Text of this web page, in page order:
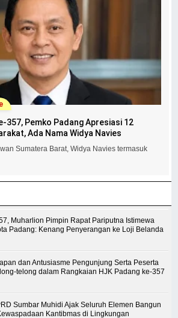
357, Pemko Padang Apresiasi 12
Ada Nama Widya Navies
Sumatera Barat, Widya Navies termasuk
Muharlion Pimpin Rapat Pariputna Istimewa
Padang: Kenang Penyerangan ke Loji Belanda
dan Antusiasme Pengunjung Serta Peserta
telong dalam Rangkaian HJK Padang ke-357
Sumbar Muhidi Ajak Seluruh Elemen Bangun
Kantibmas di Lingkungan